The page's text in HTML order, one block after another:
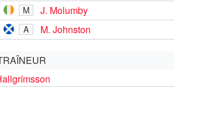
M
J. Molumby
A M. Johnston